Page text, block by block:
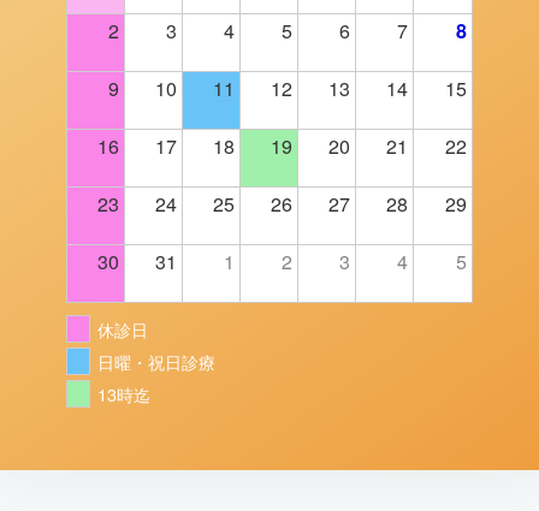
2 3 4 5 6 7 8
9 10 11 12 13 14 15
16 17 18 19 20 21 22
23 24 25 26 27 28 29
30 31 1 2 3 4 5
休診日
日曜・祝日診療
13時迄